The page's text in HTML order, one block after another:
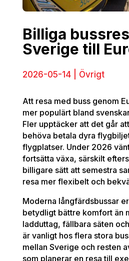
Billiga
Sverige till
2026-05-14 | Övrigt
Att resa med buss genom
mer populärt bland
Fler upptäcker att det går
behöva betala dyra
flygplatser. Under 2026
fortsätta växa, särskilt
billigare sätt att semestra
resa mer flexibelt och
Moderna långfärdsbussar
betydligt bättre komfort än
ladduttag, fällbara säten
är vanligt hos flera stora
mellan Sverige och resten
som planerar en resa till